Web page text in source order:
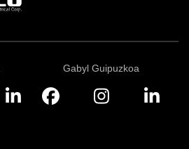
Gabyl Guipuzkoa